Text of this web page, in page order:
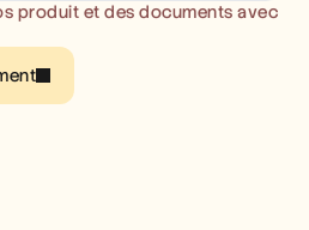
produit et des documents avec
démonstration